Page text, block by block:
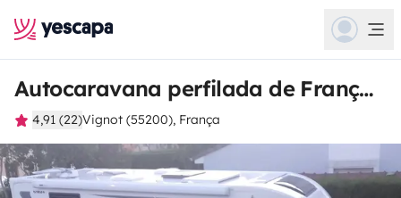
Autocaravana perfilada de François
4,91 (22)Vignot (55200), França